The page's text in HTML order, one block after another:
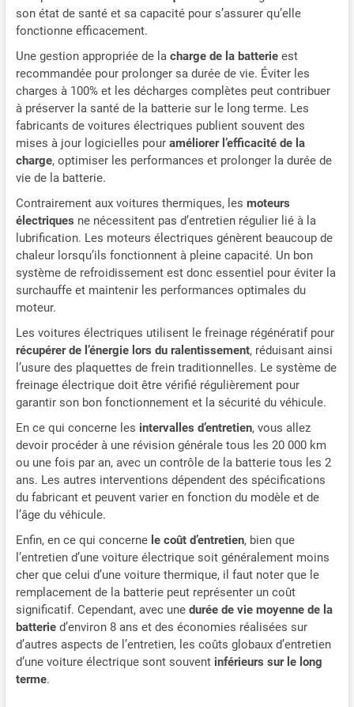
son état de santé et sa capacité pour s’assurer qu’elle
fonctionne efficacement.
Une gestion appropriée de la charge de la batterieest
recommandée pour prolonger sa durée de vie. Éviter les
charges à 100% et les décharges complètes peut contribuer
à préserver la santé de la batterie sur le long terme. Les
fabricants de voitures électriques publient souvent des
mises à jour logicielles pour améliorer l’efficacité de la
charge, optimiser les performances et prolonger la durée de
vie de la batterie.
Contrairement aux voitures thermiques, les moteurs
électriques ne nécessitent pas d’entretien régulier lié à la
lubrification. Les moteurs électriques génèrent beaucoup de
chaleur lorsqu’ils fonctionnent à pleine capacité. Un bon
système de refroidissement est donc essentiel pour éviter la
surchauffe et maintenir les performances optimales du
moteur.
Les voitures électriques utilisent le freinage régénératif pour
récupérer de l’énergie lors du ralentissement, réduisant ainsi
l’usure des plaquettes de frein traditionnelles. Le système de
freinage électrique doit être vérifié régulièrement pour
garantir son bon fonctionnement et la sécurité du véhicule.
En ce qui concerne les intervalles d’entretien, vous allez
devoir procéder à une révision générale tous les 20 000 km
ou une fois par an, avec un contrôle de la batterie tous les 2
ans. Les autres interventions dépendent des spécifications
du fabricant et peuvent varier en fonction du modèle et de
l’âge du véhicule.
Enfin, en ce qui concerne le coût d’entretien, bien que
l’entretien d’une voiture électrique soit généralement moins
cher que celui d’une voiture thermique, il faut noter que le
remplacement de la batterie peut représenter un coût
significatif. Cependant, avec une durée de vie moyenne de la
batteried’environ 8 ans et des économies réalisées sur
d’autres aspects de l’entretien, les coûts globaux d’entretien
d’une voiture électrique sont souvent inférieurs sur le long
terme.